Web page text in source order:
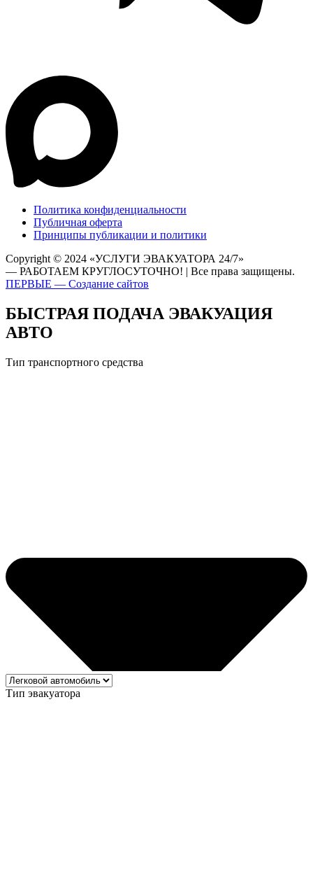
Политика конфиденциальности
Публичная оферта
Принципы публикации и политики
Copyright © 2024 «УСЛУГИ ЭВАКУАТОРА 24/7»
— РАБОТАЕМ КРУГЛОСУТОЧНО! | Все права защищены.
ПЕРВЫЕ — Создание сайтов
БЫСТРАЯ ПОДАЧА ЭВАКУАЦИЯ
АВТО
Тип транспортного средства
Тип эвакуатора